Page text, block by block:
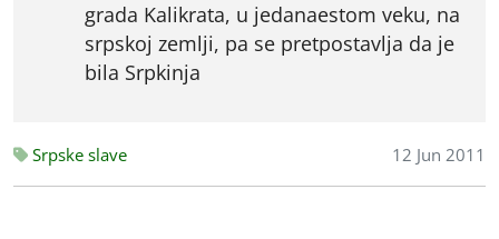
grada Kalikrata, u jedanaestom veku, na
srpskoj zemlji, pa se pretpostavlja da je
bila Srpkinja
Srpske slave 12 Jun 2011